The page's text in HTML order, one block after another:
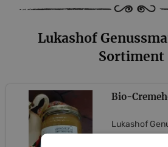
Lukashof
Sortiment
Bio-
Lukashof